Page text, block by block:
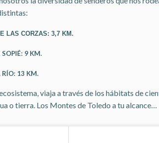
LAS CORZAS: 3,7 KM.
9 KM.
RÍO: 13 KM.
viaja a través de los hábitats de
o tierra. Los Montes de Toledo a tu alcance…